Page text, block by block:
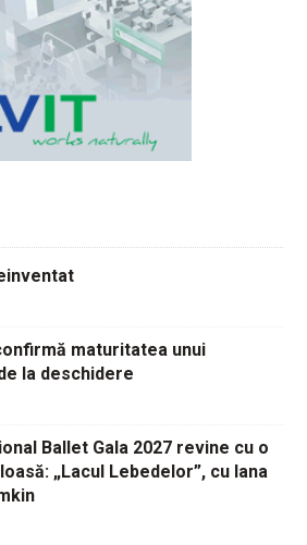
maturitatea unui
la deschidere
Ballet Gala 2027 revine cu o
„Lacul Lebedelor”, cu Iana